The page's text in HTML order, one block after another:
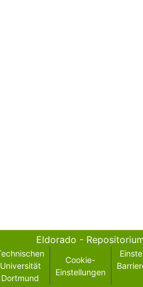
Eldorado -
Universität
Dortmund
Cookie-
Einstellungen